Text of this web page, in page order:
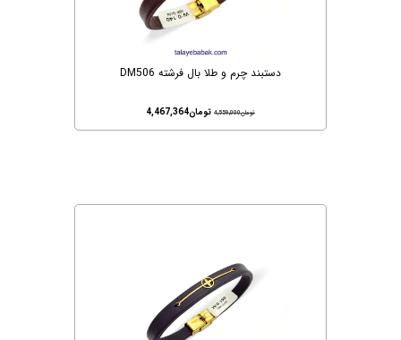
دستبند چرم و طلا بال فرشته DM506
تومان4,559,000 تومان4,467,364